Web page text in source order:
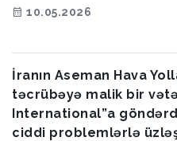
10.05.2026
İranın Aseman Hava
təcrübəyə malik bir
International”a
ciddi problemlərlə